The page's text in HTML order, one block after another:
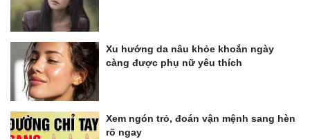
Xu hướng da nâu khỏe khoắn ngày
càng được phụ nữ yêu thích
Xem ngón trỏ, đoán vận mệnh sang hèn
rõ ngay